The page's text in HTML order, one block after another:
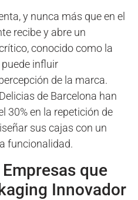
y nunca más que en el
recibe y abre un
conocido como la
influir
de la marca.
de Barcelona han
30% en la repetición de
sus cajas con un
funcionalidad.
que
Innovador